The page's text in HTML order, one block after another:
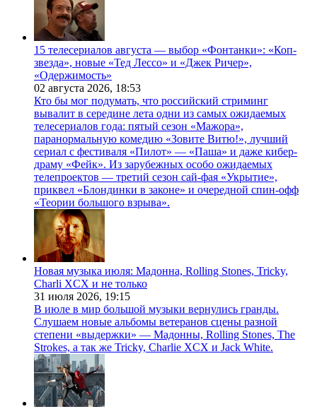
15 телесериалов августа — выбор «Фонтанки»: «Коп-
звезда», новые «Тед Лессо» и «Джек Ричер»,
«Одержимость»
02 августа 2026, 18:53
Кто бы мог подумать, что российский стриминг
вывалит в середине лета одни из самых ожидаемых
телесериалов года: пятый сезон «Мажора»,
паранормальную комедию «Зовите Витю!», лучший
сериал с фестиваля «Пилот» — «Паша» и даже кибер-
драму «Фейк». Из зарубежных особо ожидаемых
телепроектов — третий сезон сай-фая «Укрытие»,
приквел «Блондинки в законе» и очередной спин-офф
«Теории большого взрыва».
Новая музыка июля: Мадонна, Rolling Stones, Tricky,
Charli XCX и не только
31 июля 2026, 19:15
В июле в мир большой музыки вернулись гранды.
Слушаем новые альбомы ветеранов сцены разной
степени «выдержки» — Мадонны, Rolling Stones, The
Strokes, а так же Tricky, Charlie XCX и Jack White.